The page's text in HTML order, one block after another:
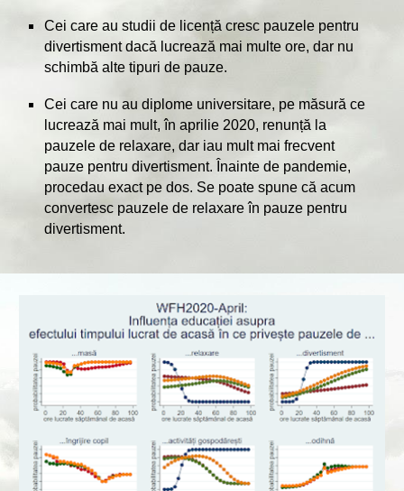
Cei care au studii de licență cresc pauzele pentru
divertisment dacă lucrează mai multe ore, dar nu
schimbă alte tipuri de pauze.
Cei care nu au diplome universitare, pe măsură ce
lucrează mai mult, în aprilie 2020, renunță la
pauzele de relaxare, dar iau mult mai frecvent
pauze pentru divertisment. Înainte de pandemie,
procedau exact pe dos. Se poate spune că acum
convertesc pauzele de relaxare în pauze pentru
divertisment.